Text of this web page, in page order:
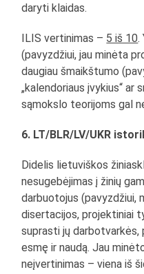
daryti klaidas.
ILIS vertinimas – 5 iš 10.
(pavyzdžiui, jau minėta
daugiau šmaikštumo
„kalendoriaus įvykius“ ar
sąmokslo teorijoms gal
6. LT/BLR/LV/UKR
Didelis lietuviškos
nesugebėjimas į žinių
darbuotojus (pavyzdžiui,
disertacijos, projektiniai
suprasti jų darbotvarkės,
esmę ir naudą. Jau
neįvertinimas – viena iš